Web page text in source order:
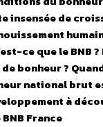
insensée de
ce que le BNB
bonheur ?
national brut
à
France